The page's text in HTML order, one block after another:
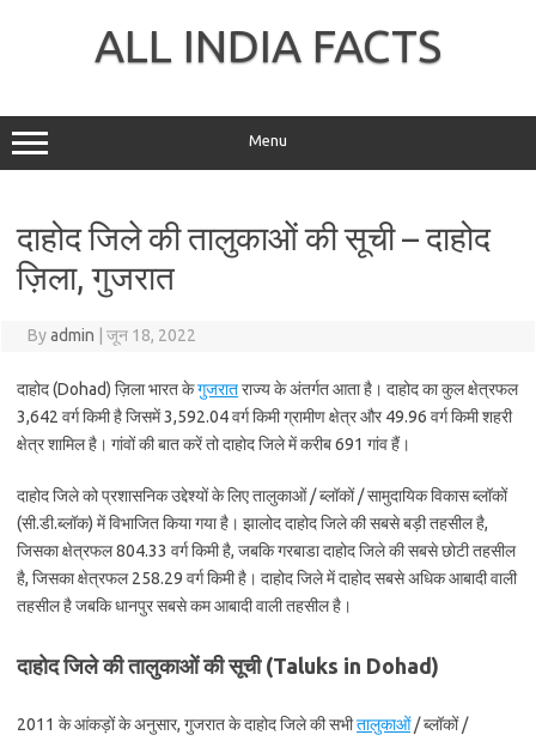
ALL INDIA FACTS
Menu
दाहोद जिले की तालुकाओं की सूची – दाहोद
ज़िला, गुजरात
Byadmin जून 18, 2022
दाहोद (Dohad) ज़िला भारत केगुजरातराज्य के अंतर्गत आता है। दाहोद का कुल क्षेत्रफल
3,642 वर्ग किमी है जिसमें 3,592.04 वर्ग किमी ग्रामीण क्षेत्र और 49.96 वर्ग किमी शहरी
क्षेत्र शामिल है। गांवों की बात करें तो दाहोद जिले में करीब 691 गांव हैं।
दाहोद जिले को प्रशासनिक उद्देश्यों के लिए तालुकाओं / ब्लॉकों / सामुदायिक विकास ब्लॉकों
(सी.डी.ब्लॉक) में विभाजित किया गया है। झालोद दाहोद जिले की सबसे बड़ी तहसील है,
जिसका क्षेत्रफल 804.33 वर्ग किमी है, जबकि गरबाडा दाहोद जिले की सबसे छोटी तहसील
है, जिसका क्षेत्रफल 258.29 वर्ग किमी है। दाहोद जिले में दाहोद सबसे अधिक आबादी वाली
तहसील है जबकि धानपुर सबसे कम आबादी वाली तहसील है।
दाहोद जिले की तालुकाओं की सूची (Taluks in Dohad)
2011 के आंकड़ों के अनुसार, गुजरात के दाहोद जिले की सभीतालुकाओं/ ब्लॉकों /